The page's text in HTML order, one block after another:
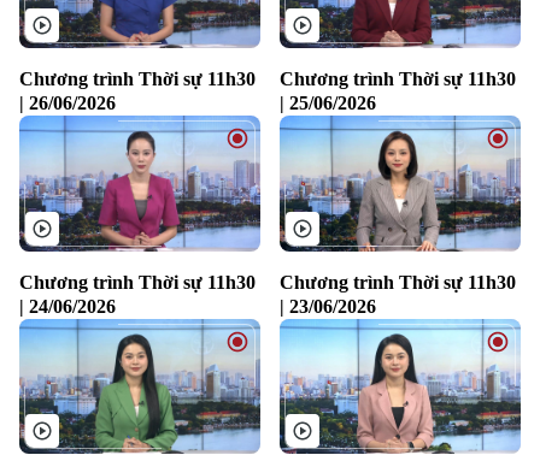
Chương trình Thời sự 11h30
| 26/06/2026
Chương trình Thời sự 11h30
| 25/06/2026
Chương trình Thời sự 11h30
| 24/06/2026
Chương trình Thời sự 11h30
| 23/06/2026